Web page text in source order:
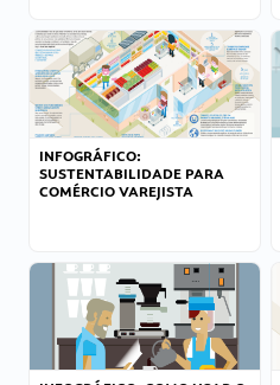
INFOGRÁFICO:
SUSTENTABILIDADE PARA
COMÉRCIO VAREJISTA